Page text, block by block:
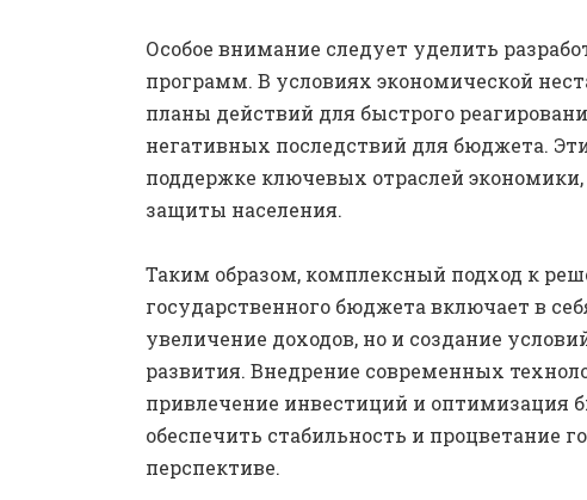
Особое внимание следует уделить
программ. В условиях экономической
планы действий для быстрого
негативных последствий для бюджета.
поддержке ключевых отраслей
защиты населения.
Таким образом, комплексный подход к
государственного бюджета включает в
увеличение доходов, но и создание
развития. Внедрение современных
привлечение инвестиций и оптимизация
обеспечить стабильность и процветание
перспективе.